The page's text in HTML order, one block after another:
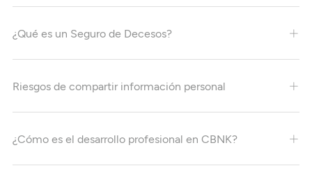
¿Qué es un Seguro de Decesos?
Riesgos de compartir información personal
¿Cómo es el desarrollo profesional en CBNK?